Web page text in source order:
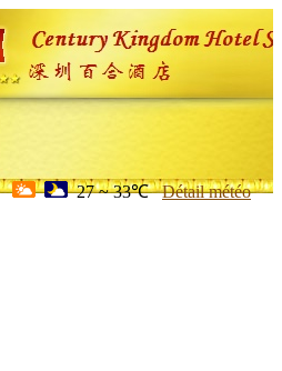
27 ~ 33℃ Détail météo